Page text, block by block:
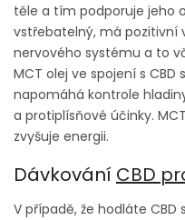
těle a tím podporuje jeho
vstřebatelný, má pozitivní
nervového systému a to
MCT olej ve spojení s
napomáhá kontrole
a protiplísňové účinky.
zvyšuje energii.
Dávkování CBD
V případě, že hodláte